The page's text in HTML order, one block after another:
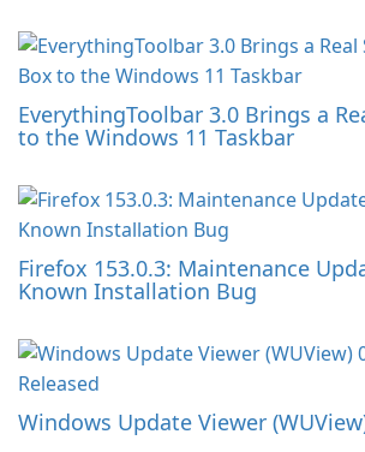
EverythingToolbar 3.0 Brings a
to the Windows 11 Taskbar
Firefox 153.0.3: Maintenance
Known Installation Bug
Windows Update Viewer